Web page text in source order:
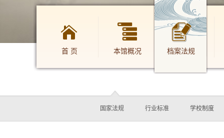
首 页 本馆概况 档案法规
档案法规
国家法规 行业标准 学校制度